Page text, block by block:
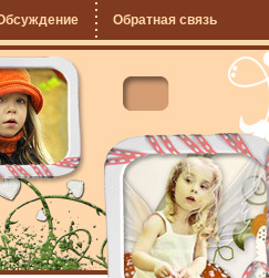
Обратная связь